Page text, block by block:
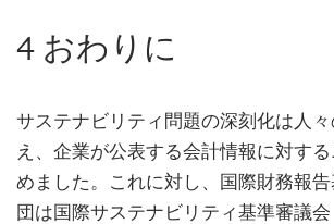
4 おわりに
サステナビリティ問題の深刻化は人
え、企業が公表する会計情報に対す
めました。これに対し、国際財務報
団は国際サステナビリティ基準審議